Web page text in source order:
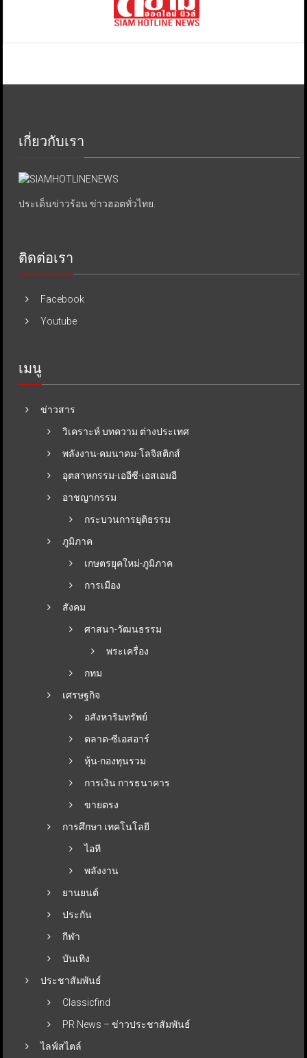
เกี่ยวกับเรา
ประเด็นข่าวร้อน ข่าวฮอตทั่วไทย.
ติดต่อเรา
Facebook
Youtube
เมนู
ข่าวสาร
วิเคราะห์ บทความ ต่างประเทศ
พลังงาน-คมนาคม-โลจิสติกส์
อุตสาหกรรม-เออีซี-เอสเอมอี
อาชญากรรม
กระบวนการยุติธรรม
ภูมิภาค
เกษตรยุคใหม่-ภูมิภาค
การเมือง
สังคม
ศาสนา-วัฒนธรรม
พระเครื่อง
กทม
เศรษฐกิจ
อสังหาริมทรัพย์
ตลาด-ซีเอสอาร์
หุ้น-กองทุนรวม
การเงิน การธนาคาร
ขายตรง
การศึกษา เทคโนโลยี
ไอที
พลังงาน
ยานยนต์
ประกัน
กีฬา
บันเทิง
ประชาสัมพันธ์
Classicfind
PR News – ข่าวประชาสัมพันธ์
ไลฟ์สไตล์